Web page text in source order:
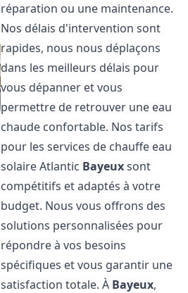
réparation ou une maintenance.
Nos délais d'intervention sont
rapides, nous nous déplaçons
dans les meilleurs délais pour
vous dépanner et vous
permettre de retrouver une eau
chaude confortable. Nos tarifs
pour les services de chauffe eau
solaire Atlantic Bayeuxsont
compétitifs et adaptés à votre
budget. Nous vous offrons des
solutions personnalisées pour
répondre à vos besoins
spécifiques et vous garantir une
satisfaction totale. À Bayeux,